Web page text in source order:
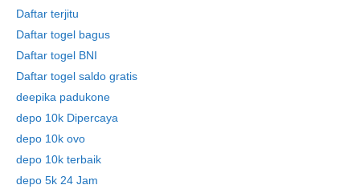
Daftar terjitu
Daftar togel bagus
Daftar togel BNI
Daftar togel saldo gratis
deepika padukone
depo 10k Dipercaya
depo 10k ovo
depo 10k terbaik
depo 5k 24 Jam